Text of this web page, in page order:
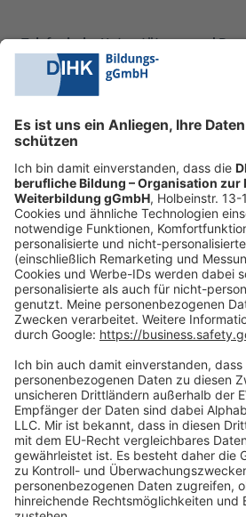
Telefonische Unterstützung und
0228 6205 205
Fr.:
09:00-14:00 Uhr
shop@dihk-bildung.shop
Vertrag widerrufen
Zahlungsarten
Social Media
Oft Gesucht